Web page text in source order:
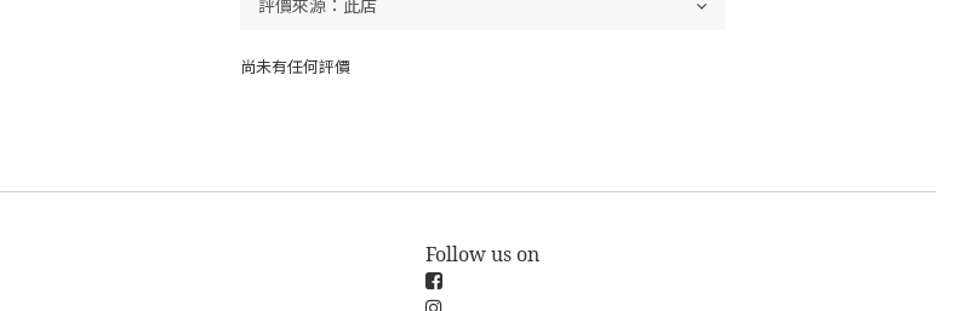
尚未有任何評價
Follow us on